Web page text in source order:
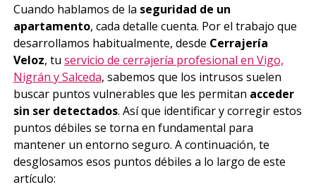
Cuando hablamos de la seguridad de un
apartamento, cada detalle cuenta. Por el trabajo que
desarrollamos habitualmente, desde Cerrajería
Veloz, tu servicio de cerrajería profesional en Vigo,
Nigrán y Salceda, sabemos que los intrusos suelen
buscar puntos vulnerables que les permitan acceder
sin ser detectados. Así que identificar y corregir estos
puntos débiles se torna en fundamental para
mantener un entorno seguro. A continuación, te
desglosamos esos puntos débiles a lo largo de este
artículo: